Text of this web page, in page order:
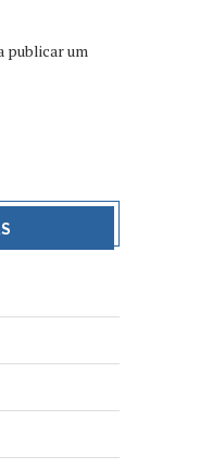
publicar um